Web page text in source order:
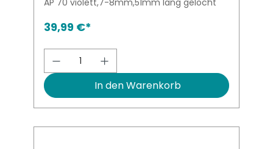
AP 70 violett,7-8mm,51mm lang gelocht
39,99 €*
Produkt Anzahl: Gib den
In den Warenkorb